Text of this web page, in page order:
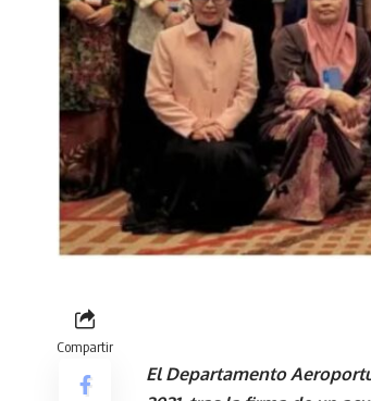
Compartir
El Departamento